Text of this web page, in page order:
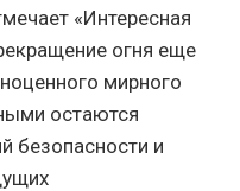
«Интересная
огня еще
мирного
остаются
безопасности и